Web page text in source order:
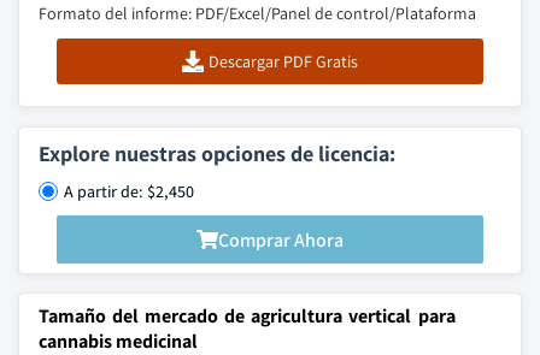
Formato del informe: PDF/Excel/Panel de control/Plataforma
Descargar PDF Gratis
Explore nuestras opciones de licencia:
A partir de: $2,450
Comprar Ahora
Tamaño del mercado de agricultura vertical para
cannabis medicinal